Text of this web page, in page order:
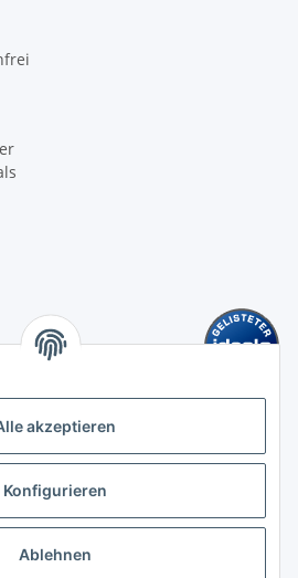
akzeptieren
Konfigurieren
Ablehnen